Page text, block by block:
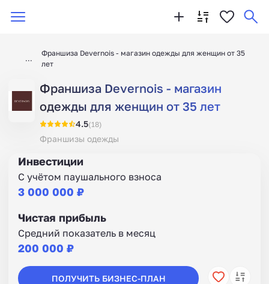
Франшиза Devernois - магазин одежды для женщин от 35
лет
Франшиза Devernois - магазин
одежды для женщин от 35 лет
4.5(18)
Франшизы одежды
Инвестиции
С учётом паушального взноса
3 000 000 ₽
Чистая прибыль
Средний показатель в месяц
200 000 ₽
ПОЛУЧИТЬ БИЗНЕС-ПЛАН